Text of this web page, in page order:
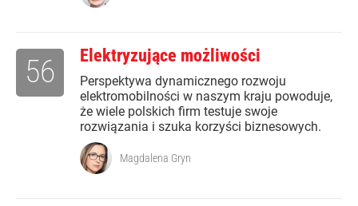
Elektryzujące możliwości
Perspektywa dynamicznego rozwoju
elektromobilności w naszym kraju powoduje,
że wiele polskich firm testuje swoje
rozwiązania i szuka korzyści biznesowych.
56
Magdalena Gryn